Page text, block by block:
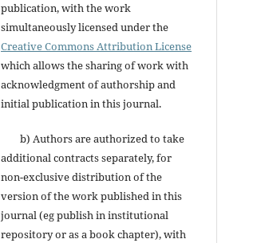
publication, with the work
simultaneously licensed under the
Creative Commons Attribution License
which allows the sharing of work with
acknowledgment of authorship and
initial publication in this journal.
b) Authors are authorized to take
additional contracts separately, for
non-exclusive distribution of the
version of the work published in this
journal (eg publish in institutional
repository or as a book chapter), with